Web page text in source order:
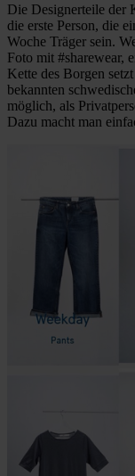
Die Designerteile der
die erste Person, die
Woche Träger sein.
Foto mit #sharewear,
Kette des Borgen
bekannten
möglich, als
Dazu macht man